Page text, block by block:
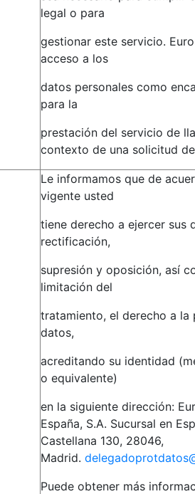
legal o para
gestionar este servicio.
acceso a los
datos personales como
para la
prestación del servicio de
contexto de una solicitud
Le informamos que de
vigente usted
tiene derecho a ejercer sus
rectificación,
supresión y oposición, así
limitación del
tratamiento, el derecho a
datos,
acreditando su identidad
o equivalente)
en la siguiente dirección:
España, S.A. Sucursal en
Castellana 130, 28046,
Madrid.
Puede obtener más